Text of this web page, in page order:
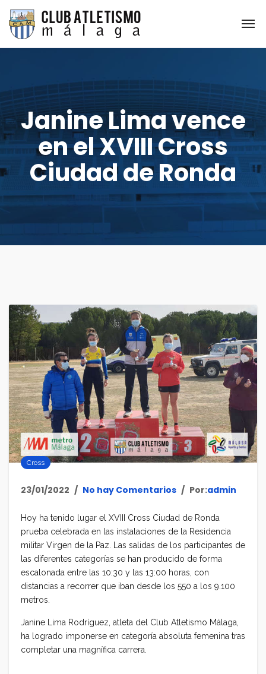
Janine Lima vence
en el XVIII Cross
Ciudad de Ronda
Cross
23/01/2022 No hay Comentarios Por:admin
Hoy ha tenido lugar el XVIII Cross Ciudad de Ronda
prueba celebrada en las instalaciones de la Residencia
militar Virgen de la Paz. Las salidas de los participantes de
las diferentes categorías se han producido de forma
escalonada entre las 10:30 y las 13:00 horas, con
distancias a recorrer que iban desde los 550 a los 9.100
metros.
Janine Lima Rodríguez, atleta del Club Atletismo Málaga,
ha logrado imponerse en categoría absoluta femenina tras
completar una magnífica carrera.